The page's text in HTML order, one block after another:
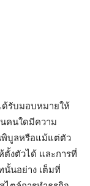
รับมอบหมายให้
คนใดมีความ
พิบูลหรือแม้แต่ตัว
ตั้งตัวได้ และการที่
นั้นอย่าง เต็มที่